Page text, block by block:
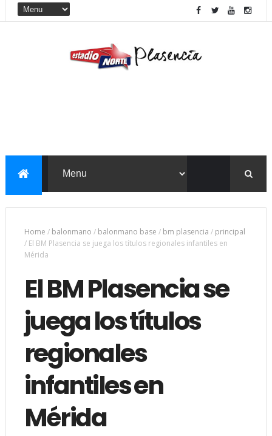
Home / balonmano / balonmano base / bm plasencia / principal
/ El BM Plasencia se juega los títulos regionales infantiles en
Mérida
El BM Plasencia se
juega los títulos
regionales
infantiles en
Mérida